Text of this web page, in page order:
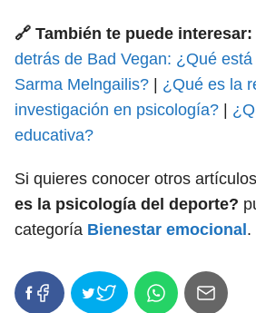
🔗 También te puede interesar:
detrás de Bad Vegan: ¿Qué
Sarma Melngailis?
¿Qué es la
investigación en psicología?
educativa?
Si quieres conocer otros
es la psicología del deporte?
categoría Bienestar emocional .